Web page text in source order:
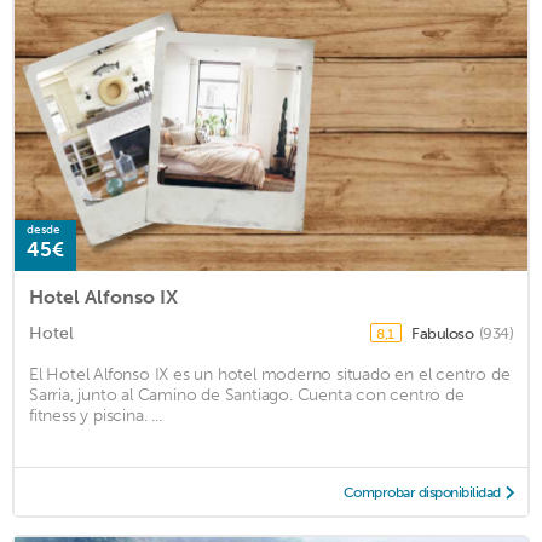
desde
45€
Hotel Alfonso IX
Hotel 8,1 Fabuloso (934)
El Hotel Alfonso IX es un hotel moderno situado en el centro de
Sarria, junto al Camino de Santiago. Cuenta con centro de
fitness y piscina. ...
Comprobar disponibilidad